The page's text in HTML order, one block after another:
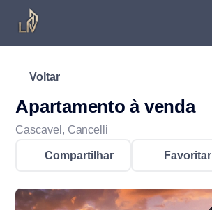
Voltar
Apartamento à venda
Cascavel, Cancelli
Compartilhar Favoritar